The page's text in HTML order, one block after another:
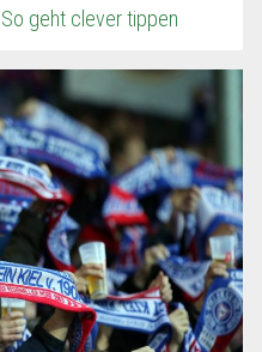
geht clever tippen